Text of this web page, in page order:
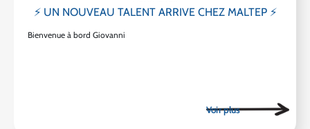
⚡ UN NOUVEAU TALENT ARRIVE CHEZ MALTEP ⚡
Bienvenue à bord Giovanni